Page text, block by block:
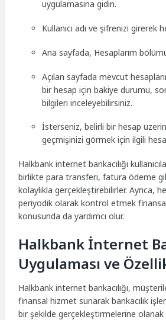
uygulamasına gidin.
Kullanıcı adı ve şifrenizi girerek
Ana sayfada, Hesaplarım
Açılan sayfada mevcut
bir hesap için bakiye durumu,
bilgileri inceleyebilirsiniz.
İsterseniz, belirli bir hesap
geçmişinizi görmek için ilgili
Halkbank internet bankacılığı
birlikte para transferi, fatura ödeme
kolaylıkla gerçekleştirebilirler. Ayrıca,
periyodik olarak kontrol etmek
konusunda da yardımcı olur.
Halkbank İnternet
Uygulaması ve
Halkbank internet bankacılığı,
finansal hizmet sunarak bankacılık
bir şekilde gerçekleştirmelerine olanak